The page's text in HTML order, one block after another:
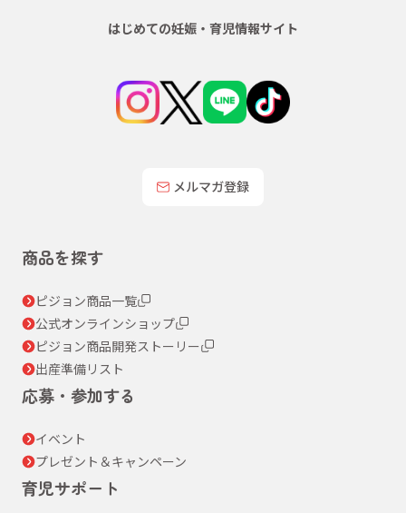
はじめての妊娠・育児情報サイト
メルマガ登録
商品を探す
ピジョン商品一覧
公式オンラインショップ
ピジョン商品開発ストーリー
出産準備リスト
応募・参加する
イベント
プレゼント＆キャンペーン
育児サポート